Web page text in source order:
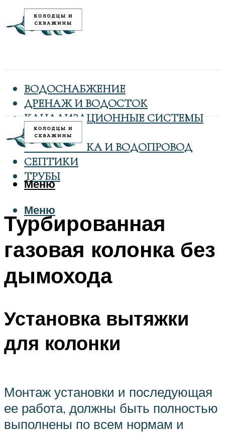
ВОДОСНАБЖЕНИЕ
ДРЕНАЖ И ВОДОСТОК
КАНАЛИЗАЦИОННЫЕ СИСТЕМЫ
КОЛОДЦЫ
САНТЕХНИКА И ВОДОПРОВОД
СЕПТИКИ
ТРУБЫ
Меню
Меню
Турбированная
газовая колонка без
дымохода
Установка вытяжки
для колонки
Монтаж установки и последующая
ее работа, должны быть полностью
выполнены по всем нормам и